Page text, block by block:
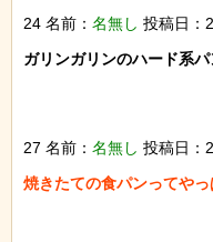
24 名前： 名無し 投稿日：
ガリンガリンのハード系
27 名前： 名無し 投稿日：
焼きたての食パンってやっ